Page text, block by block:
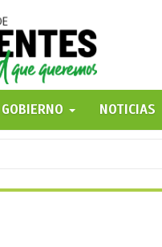
GOBIERNO NOTICIAS